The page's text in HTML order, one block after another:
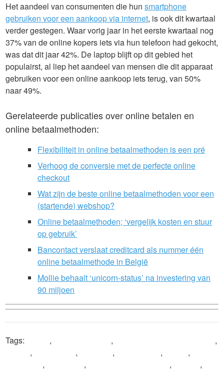
Het aandeel van consumenten die hunsmartphone
gebruiken voor een aankoop via internet, is ook dit kwartaal
verder gestegen. Waar vorig jaar in het eerste kwartaal nog
37% van de online kopers iets via hun telefoon had gekocht,
was dat dit jaar 42%. De laptop blijft op dit gebied het
populairst, al liep het aandeel van mensen die dit apparaat
gebruiken voor een online aankoop iets terug, van 50%
naar 49%.
Gerelateerde publicaties over online betalen en
online betaalmethoden:
Flexibiliteit in online betaalmethoden is een pré
Verhoog de conversie met de perfecte online
checkout
Wat zijn de beste online betaalmethoden voor een
(startende) webshop?
Online betaalmethoden; ‘vergelijk kosten en stuur
op gebruik’
Bancontact verslaat creditcard als nummer één
online betaalmethode in België
Mollie behaalt ‘unicorn-status’ na investering van
90 miljoen
Tags: , ,
,
, , , , ,
, , ,
,